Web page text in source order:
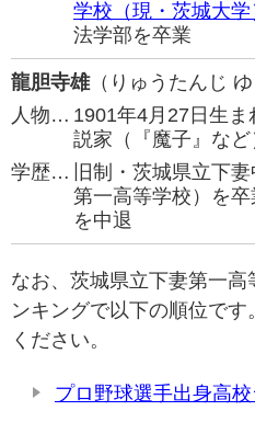
学校（現・茨城大学
法学部を卒業
龍胆寺雄（りゅうたんじ ゆ
人物… 1901年4月27日生
説家（『魔子』など
学歴…
旧制・茨城県立下
第一高等学校）を
を中退
なお、茨城県立下妻第一高
ンキングで以下の順位で
ください。
プロ野球選手出身高